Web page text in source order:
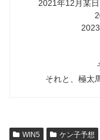
2021年12月某
それと、極太
WIN5 ケン子予想